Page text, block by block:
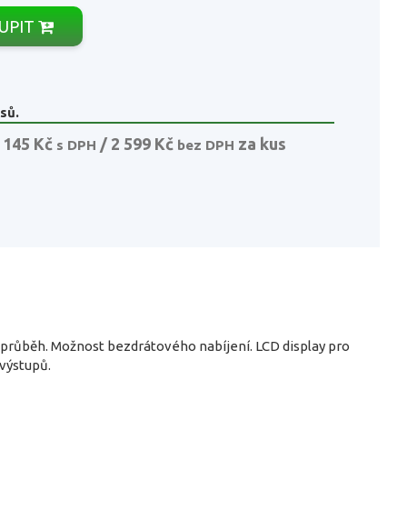
145 Kčs DPH / 2 599 Kč bez DPH za kus
Možnost bezdrátového nabíjení. LCD display pro